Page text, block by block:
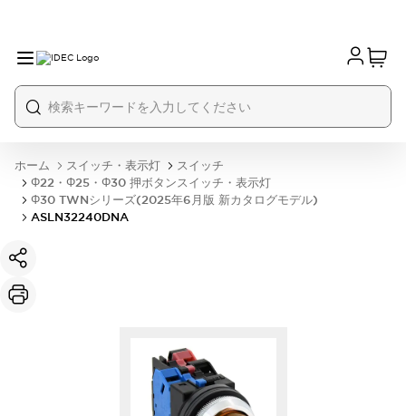
ホーム スイッチ・表示灯
スイッチ
Φ22・Φ25・Φ30 押ボタンスイッチ・表示灯
Φ30 TWNシリーズ(2025年6月版 新カタログモデル)
ASLN32240DNA